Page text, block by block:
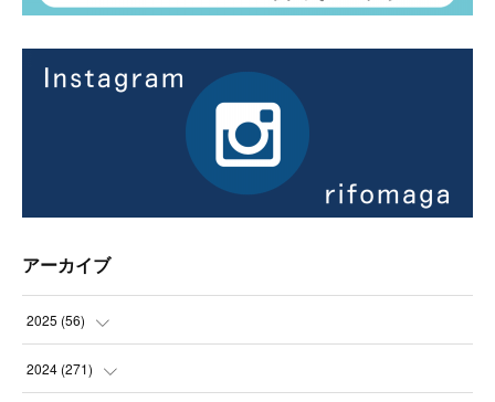
アーカイブ
2025 (56)
(14
2024 (271)